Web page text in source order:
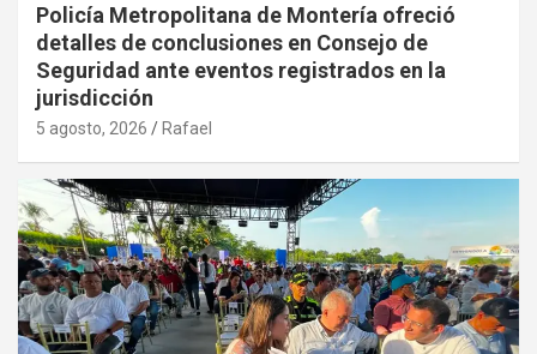
Policía Metropolitana de Montería ofreció
detalles de conclusiones en Consejo de
Seguridad ante eventos registrados en la
jurisdicción
5 agosto, 2026 Rafael